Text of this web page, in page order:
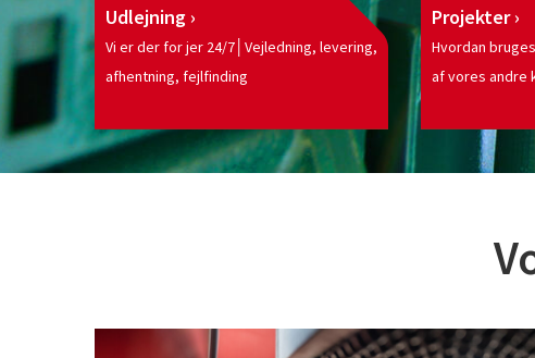
Udlejning
Vi er der for jer 24/7│Vejledning, levering,
afhentning, fejlfinding
Projekter
Hvordan
af vores andre